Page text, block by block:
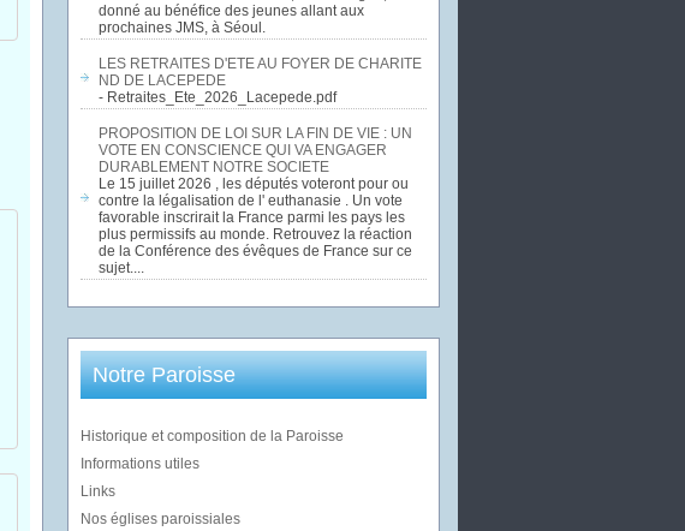
donné au bénéfice des jeunes allant aux
prochaines JMS, à Séoul.
LES RETRAITES D'ETE AU FOYER DE CHARITE
ND DE LACEPEDE
- Retraites_Ete_2026_Lacepede.pdf
PROPOSITION DE LOI SUR LA FIN DE VIE : UN
VOTE EN CONSCIENCE QUI VA ENGAGER
DURABLEMENT NOTRE SOCIETE
Le 15 juillet 2026 , les députés voteront pour ou
contre la légalisation de l' euthanasie . Un vote
favorable inscrirait la France parmi les pays les
plus permissifs au monde. Retrouvez la réaction
de la Conférence des évêques de France sur ce
sujet....
Notre Paroisse
Historique et composition de la Paroisse
Informations utiles
Links
Nos églises paroissiales